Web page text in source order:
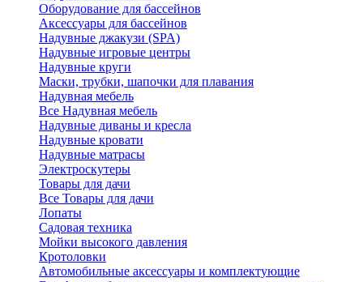
Оборудование для бассейнов
Аксессуары для бассейнов
Надувные джакузи (SPA)
Надувные игровые центры
Надувные круги
Маски, трубки, шапочки для плавания
Надувная мебель
Все Надувная мебель
Надувные диваны и кресла
Надувные кровати
Надувные матрасы
Электроскутеры
Товары для дачи
Все Товары для дачи
Лопаты
Садовая техника
Мойки высокого давления
Кротоловки
Автомобильные аксессуары и комплектующие